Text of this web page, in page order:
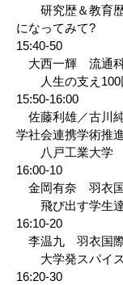
研究歴＆教育歴
になってみて?
15:40-50
大西一輝 流通科
人生の支え100
15:50-16:00
佐藤利雄／古川
学社会連携学術推
八戸工業大学
16:00-10
金岡有奈 羽衣国
飛び出す学生達
16:10-20
李温九 羽衣国際
大学発スパイス
16:20-30 【